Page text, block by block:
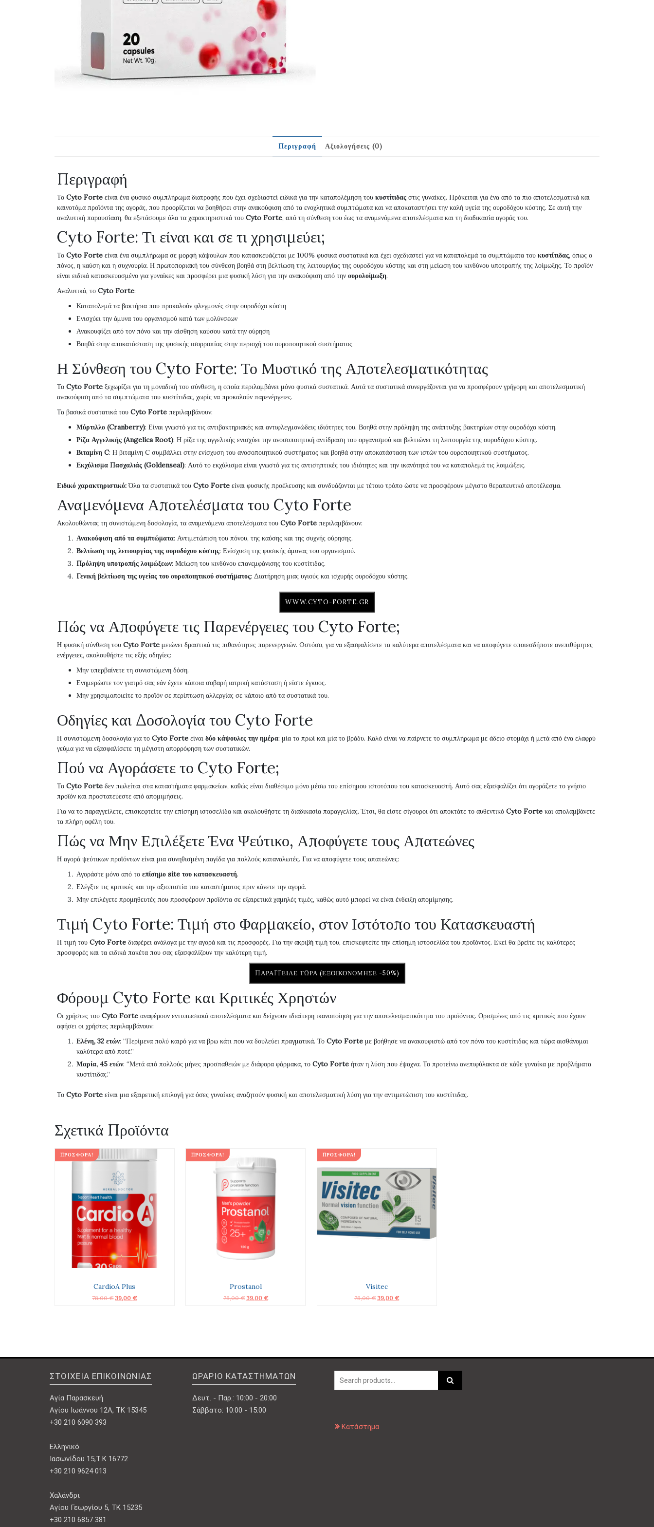
Περιγραφή Αξιολογήσεις (0)
Περιγραφή
Το Cyto Forte είναι ένα φυσικό συμπλήρωμα διατροφής που έχει σχεδιαστεί ειδικά για την καταπολέμηση του κυστίτιδας στις γυναίκες. Πρόκειται για ένα από τα πιο αποτελεσματικά και
καινοτόμα προϊόντα της αγοράς, που προορίζεται να βοηθήσει στην ανακούφιση από τα ενοχλητικά συμπτώματα και να αποκαταστήσει την καλή υγεία της ουροδόχου κύστης. Σε αυτή την
αναλυτική παρουσίαση, θα εξετάσουμε όλα τα χαρακτηριστικά του Cyto Forte, από τη σύνθεση του έως τα αναμενόμενα αποτελέσματα και τη διαδικασία αγοράς του.
Cyto Forte: Τι είναι και σε τι χρησιμεύει;
Το Cyto Forte είναι ένα συμπλήρωμα σε μορφή κάψουλων που κατασκευάζεται με 100% φυσικά συστατικά και έχει σχεδιαστεί για να καταπολεμά τα συμπτώματα του κυστίτιδας, όπως ο
πόνος, η καύση και η συχνουρία. Η πρωτοποριακή του σύνθεση βοηθά στη βελτίωση της λειτουργίας της ουροδόχου κύστης και στη μείωση του κινδύνου υποτροπής της λοίμωξης. Το προϊόν
είναι ειδικά κατασκευασμένο για γυναίκες και προσφέρει μια φυσική λύση για την ανακούφιση από την ουρολοίμωξη.
Αναλυτικά, το Cyto Forte:
Καταπολεμά τα βακτήρια που προκαλούν φλεγμονές στην ουροδόχο κύστη
Ενισχύει την άμυνα του οργανισμού κατά των μολύνσεων
Ανακουφίζει από τον πόνο και την αίσθηση καύσου κατά την ούρηση
Βοηθά στην αποκατάσταση της φυσικής ισορροπίας στην περιοχή του ουροποιητικού συστήματος
Η Σύνθεση του Cyto Forte: Το Μυστικό της Αποτελεσματικότητας
Το Cyto Forte ξεχωρίζει για τη μοναδική του σύνθεση, η οποία περιλαμβάνει μόνο φυσικά συστατικά. Αυτά τα συστατικά συνεργάζονται για να προσφέρουν γρήγορη και αποτελεσματική
ανακούφιση από τα συμπτώματα του κυστίτιδας, χωρίς να προκαλούν παρενέργειες.
Τα βασικά συστατικά του Cyto Forte περιλαμβάνουν:
Μύρτιλλο (Cranberry): Είναι γνωστό για τις αντιβακτηριακές και αντιφλεγμονώδεις ιδιότητες του. Βοηθά στην πρόληψη της ανάπτυξης βακτηρίων στην ουροδόχο κύστη.
Ρίζα Αγγελικής (Angelica Root): Η ρίζα της αγγελικής ενισχύει την ανοσοποιητική αντίδραση του οργανισμού και βελτιώνει τη λειτουργία της ουροδόχου κύστης.
Βιταμίνη C: Η βιταμίνη C συμβάλλει στην ενίσχυση του ανοσοποιητικού συστήματος και βοηθά στην αποκατάσταση των ιστών του ουροποιητικού συστήματος.
Εκχύλισμα Πασχαλιάς (Goldenseal): Αυτό το εκχύλισμα είναι γνωστό για τις αντισηπτικές του ιδιότητες και την ικανότητά του να καταπολεμά τις λοιμώξεις.
Ειδικό χαρακτηριστικό:Όλα τα συστατικά του Cyto Forte είναι φυσικής προέλευσης και συνδυάζονται με τέτοιο τρόπο ώστε να προσφέρουν μέγιστο θεραπευτικό αποτέλεσμα.
Αναμενόμενα Αποτελέσματα του Cyto Forte
Ακολουθώντας τη συνιστώμενη δοσολογία, τα αναμενόμενα αποτελέσματα του Cyto Forte περιλαμβάνουν:
Ανακούφιση από τα συμπτώματα: Αντιμετώπιση του πόνου, της καύσης και της συχνής ούρησης.
Βελτίωση της λειτουργίας της ουροδόχου κύστης: Ενίσχυση της φυσικής άμυνας του οργανισμού.
Πρόληψη υποτροπής λοιμώξεων: Μείωση του κινδύνου επανεμφάνισης του κυστίτιδας.
Γενική βελτίωση της υγείας του ουροποιητικού συστήματος: Διατήρηση μιας υγιούς και ισχυρής ουροδόχου κύστης.
WWW.CYTO-FORTE.GR
Πώς να Αποφύγετε τις Παρενέργειες του Cyto Forte;
Η φυσική σύνθεση του Cyto Forte μειώνει δραστικά τις πιθανότητες παρενεργειών. Ωστόσο, για να εξασφαλίσετε τα καλύτερα αποτελέσματα και να αποφύγετε οποιεσδήποτε ανεπιθύμητες
ενέργειες, ακολουθήστε τις εξής οδηγίες:
Μην υπερβαίνετε τη συνιστώμενη δόση.
Ενημερώστε τον γιατρό σας εάν έχετε κάποια σοβαρή ιατρική κατάσταση ή είστε έγκυος.
Μην χρησιμοποιείτε το προϊόν σε περίπτωση αλλεργίας σε κάποιο από τα συστατικά του.
Οδηγίες και Δοσολογία του Cyto Forte
Η συνιστώμενη δοσολογία για το Cyto Forte είναι δύο κάψουλες την ημέρα: μία το πρωί και μία το βράδυ. Καλό είναι να παίρνετε το συμπλήρωμα με άδειο στομάχι ή μετά από ένα ελαφρύ
γεύμα για να εξασφαλίσετε τη μέγιστη απορρόφηση των συστατικών.
Πού να Αγοράσετε το Cyto Forte;
Το Cyto Forte δεν πωλείται στα καταστήματα φαρμακείων, καθώς είναι διαθέσιμο μόνο μέσω του επίσημου ιστοτόπου του κατασκευαστή. Αυτό σας εξασφαλίζει ότι αγοράζετε το γνήσιο
προϊόν και προστατεύεστε από απομιμήσεις.
Για να το παραγγείλετε, επισκεφτείτε την επίσημη ιστοσελίδα και ακολουθήστε τη διαδικασία παραγγελίας. Έτσι, θα είστε σίγουροι ότι αποκτάτε το αυθεντικό Cyto Forte και απολαμβάνετε
τα πλήρη οφέλη του.
Πώς να Μην Επιλέξετε Ένα Ψεύτικο, Αποφύγετε τους Απατεώνες
Η αγορά ψεύτικων προϊόντων είναι μια συνηθισμένη παγίδα για πολλούς καταναλωτές. Για να αποφύγετε τους απατεώνες:
Αγοράστε μόνο από το επίσημο site του κατασκευαστή.
Ελέγξτε τις κριτικές και την αξιοπιστία του καταστήματος πριν κάνετε την αγορά.
Μην επιλέγετε προμηθευτές που προσφέρουν προϊόντα σε εξαιρετικά χαμηλές τιμές, καθώς αυτό μπορεί να είναι ένδειξη απομίμησης.
Τιμή Cyto Forte: Τιμή στο Φαρμακείο, στον Ιστότοπο του Κατασκευαστή
Η τιμή του Cyto Forte διαφέρει ανάλογα με την αγορά και τις προσφορές. Για την ακριβή τιμή του, επισκεφτείτε την επίσημη ιστοσελίδα του προϊόντος. Εκεί θα βρείτε τις καλύτερες
προσφορές και τα ειδικά πακέτα που σας εξασφαλίζουν την καλύτερη τιμή.
ΠΑΡΆΓΓΕΙΛΕ ΤΏΡΑ (ΕΞΟΙΚΟΝΌΜΗΣΕ -50%)
Φόρουμ Cyto Forte και Κριτικές Χρηστών
Οι χρήστες του Cyto Forte αναφέρουν εντυπωσιακά αποτελέσματα και δείχνουν ιδιαίτερη ικανοποίηση για την αποτελεσματικότητα του προϊόντος. Ορισμένες από τις κριτικές που έχουν
αφήσει οι χρήστες περιλαμβάνουν:
Ελένη, 32 ετών: “Περίμενα πολύ καιρό για να βρω κάτι που να δουλεύει πραγματικά. Το Cyto Forte με βοήθησε να ανακουφιστώ από τον πόνο του κυστίτιδας και τώρα αισθάνομαι
καλύτερα από ποτέ.”
Μαρία, 45 ετών: “Μετά από πολλούς μήνες προσπαθειών με διάφορα φάρμακα, το Cyto Forte ήταν η λύση που έψαχνα. Το προτείνω ανεπιφύλακτα σε κάθε γυναίκα με προβλήματα
κυστίτιδας.”
Το Cyto Forte είναι μια εξαιρετική επιλογή για όσες γυναίκες αναζητούν φυσική και αποτελεσματική λύση για την αντιμετώπιση του κυστίτιδας.
Σχετικά Προϊόντα
ΠΡΟΣΦΟΡΆ!
CardioA Plus
78,00€ Original
39,00 €Η
ΠΡΟΣΦΟΡΆ!
Prostanol
78,00€ Original
39,00 €Η
ΠΡΟΣΦΟΡΆ!
Visitec
78,00€ Original
39,00 €Η
ΣΤΟΙΧΕΊΑ ΕΠΙΚΟΙΝΩΝΊΑΣ
Αγία Παρασκευή
Αγίου Ιωάννου 12Α, ΤΚ 15345
+30 210 6090 393
Ελληνικό
Ιασωνίδου 15,Τ.Κ 16772
+30 210 9624 013
Χαλάνδρι
Αγίου Γεωργίου 5, ΤΚ 15235
+30 210 6857 381
ΩΡΆΡΙΟ ΚΑΤΑΣΤΗΜΆΤΩΝ
Δευτ. - Παρ.: 10:00 - 20:00
Σάββατο: 10:00 - 15:00
Κατάστημα